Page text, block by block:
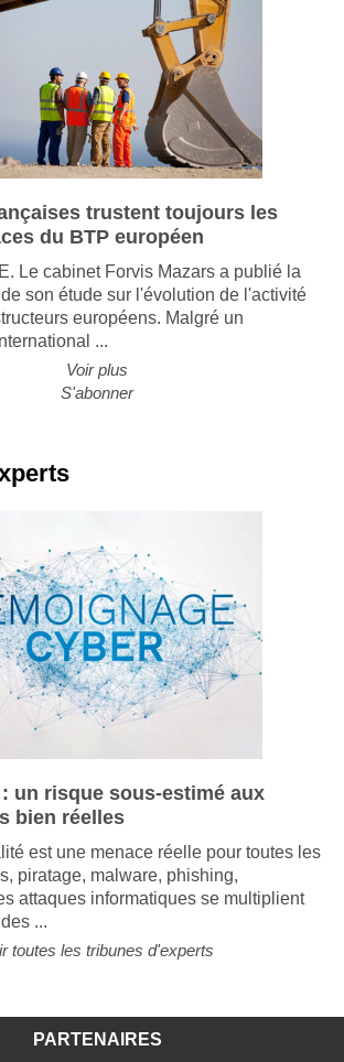
trustent toujours les
du BTP européen
Le cabinet Forvis Mazars a publié la
son étude sur l'évolution de l'activité
européens. Malgré un
...
Voir plus
S'abonner
un risque sous-estimé aux
bien réelles
est une menace réelle pour toutes les
piratage, malware, phishing,
attaques informatiques se multiplient
...
toutes les tribunes d'experts
PARTENAIRES